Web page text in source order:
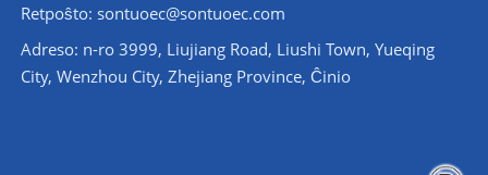
Retpoŝto: sontuoec@sontuoec.com
Adreso: n-ro 3999, Liujiang Road, Liushi Town, Yueqing
City, Wenzhou City, Zhejiang Province, Ĉinio